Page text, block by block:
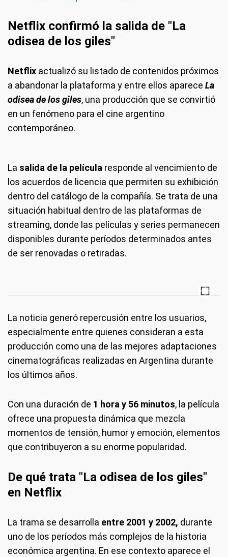
Netflix confirmó la salida de "La
odisea de los giles"
Netflix actualizó su listado de contenidos próximos
a abandonar la plataforma y entre ellos aparece La
odisea de los giles, una producción que se convirtió
en un fenómeno para el cine argentino
contemporáneo.
La salida de la película responde al vencimiento de
los acuerdos de licencia que permiten su exhibición
dentro del catálogo de la compañía. Se trata de una
situación habitual dentro de las plataformas de
streaming, donde las películas y series permanecen
disponibles durante períodos determinados antes
de ser renovadas o retiradas.
La noticia generó repercusión entre los usuarios,
especialmente entre quienes consideran a esta
producción como una de las mejores adaptaciones
cinematográficas realizadas en Argentina durante
los últimos años.
Con una duración de 1 hora y 56 minutos, la película
ofrece una propuesta dinámica que mezcla
momentos de tensión, humor y emoción, elementos
que contribuyeron a su enorme popularidad.
De qué trata "La odisea de los giles"
en Netflix
La trama se desarrolla entre 2001 y 2002, durante
uno de los períodos más complejos de la historia
económica argentina. En ese contexto aparece el